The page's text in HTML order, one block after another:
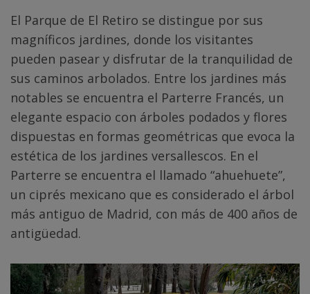
El Parque de El Retiro se distingue por sus
magníficos jardines, donde los visitantes
pueden pasear y disfrutar de la tranquilidad de
sus caminos arbolados. Entre los jardines más
notables se encuentra el Parterre Francés, un
elegante espacio con árboles podados y flores
dispuestas en formas geométricas que evoca la
estética de los jardines versallescos. En el
Parterre se encuentra el llamado “ahuehuete”,
un ciprés mexicano que es considerado el árbol
más antiguo de Madrid, con más de 400 años de
antigüedad.